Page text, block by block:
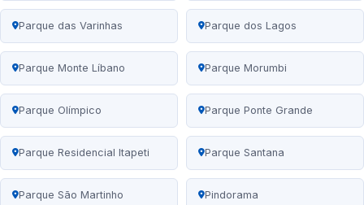
Parque das Varinhas Parque dos Lagos
Parque Monte Líbano Parque Morumbi
Parque Olímpico Parque Ponte Grande
Parque Residencial Itapeti Parque Santana
Parque São Martinho Pindorama